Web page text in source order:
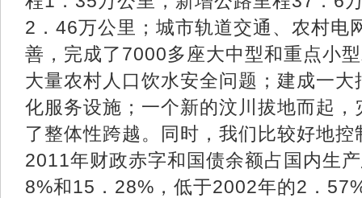
2．46万公里；城市轨道交通、农村电
善，完成了7000多座大中型和重点小
大量农村人口饮水安全问题；建成一
化服务设施；一个新的汶川拔地而起
了整体性跨越。同时，我们比较好地
2011年财政赤字和国债余额占国内生
8%和15．28%，低于2002年的2．